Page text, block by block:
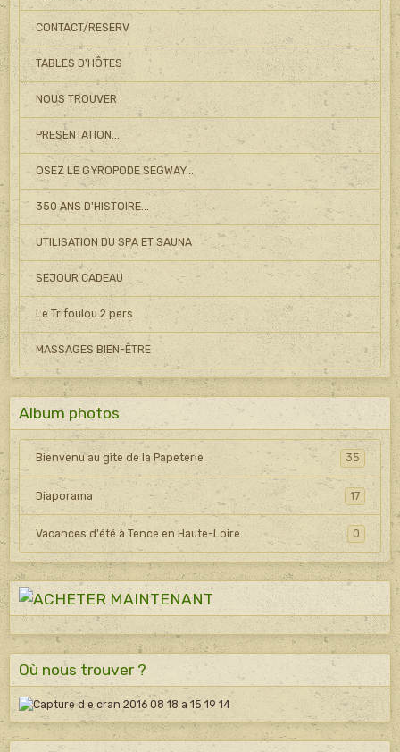
CONTACT/RESERV
TABLES D'HÔTES
NOUS TROUVER
PRESENTATION...
OSEZ LE GYROPODE SEGWAY...
350 ANS D'HISTOIRE...
UTILISATION DU SPA ET SAUNA
SEJOUR CADEAU
Le Trifoulou 2 pers
MASSAGES BIEN-ÊTRE
Album photos
Bienvenu au gîte de la Papeterie 35
Diaporama 17
Vacances d'été à Tence en Haute-Loire 0
Où nous trouver ?